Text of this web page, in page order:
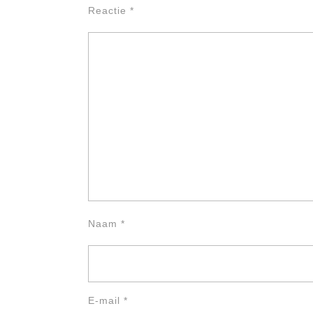
Reactie *
Naam *
E-mail *